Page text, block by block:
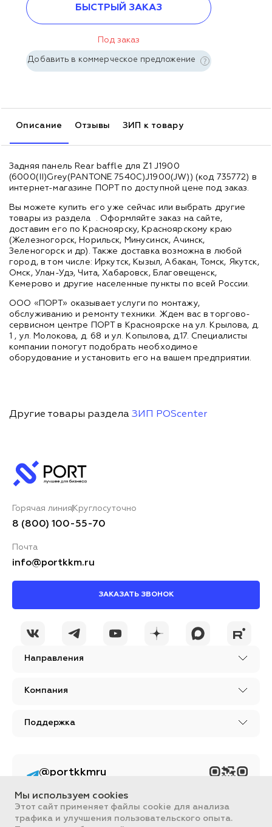
БЫСТРЫЙ ЗАКАЗ
Под заказ
Добавить в коммерческое предложение
Описание Отзывы ЗИП к товару
Задняя панель Rear baffle для Z1 J1900
(6000(II)Grey(PANTONE 7540C)J1900(JW)) (код 735772) в
интернет-магазине ПОРТ по доступной цене под заказ.
Вы можете купить его уже сейчас или выбрать другие
товары из раздела . Оформляйте заказ на сайте,
доставим его по Красноярску, Красноярскому краю
(Железногорск, Норильск, Минусинск, Ачинск,
Зеленогорск и др). Также доставка возможна в любой
город, в том числе: Иркутск, Кызыл, Абакан, Томск, Якутск,
Омск, Улан-Удэ, Чита, Хабаровск, Благовещенск,
Кемерово и другие населенные пункты по всей России.
ООО «ПОРТ» оказывает услуги по монтажу,
обслуживанию и ремонту техники. Ждем вас в торгово-
сервисном центре ПОРТ в Красноярске на ул. Крылова, д.
1 , ул. Молокова, д. 68 и ул. Копылова, д.17. Специалисты
компании помогут подобрать необходимое
оборудование и установить его на вашем предприятии.
Другие товары раздела ЗИП POScenter
Направления
Компания
Поддержка
Горячая линия Круглосуточно
8 (800) 100-55-70
Почта
info@portkkm.ru
ЗАКАЗАТЬ ЗВОНОК
@portkkmru
контент PORT - бизнес
портал
Мы используем cookies
Этот сайт применяет файлы cookie для анализа
трафика и улучшения пользовательского опыта.